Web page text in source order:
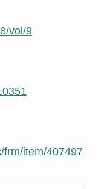
vol/9
frm/item/407497